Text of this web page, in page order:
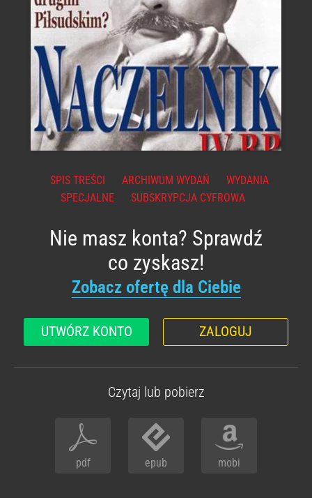
SPIS TREŚCI ARCHIWUM WYDAŃ
WYDANIA
SPECJALNE
SUBSKRYPCJA CYFROWA
Nie masz konta? Sprawdź
co zyskasz!
Zobacz ofertę dla Ciebie
UTWÓRZ KONTO ZALOGUJ
Czytaj lub pobierz
pdf epub mobi